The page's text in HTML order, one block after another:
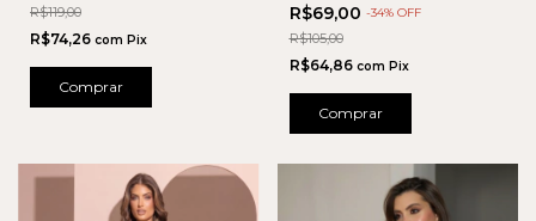
R$119,00
R$74,26 com Pix
Comprar
R$69,00 -34% OFF
R$105,00
R$64,86 com Pix
Comprar